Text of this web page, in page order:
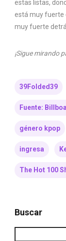
estas listas,
está muy fuerte
muy fuerte
¡Sigue mirando
39Folded39
Fuente:
género kpop
ingresa
The Hot 100
Buscar